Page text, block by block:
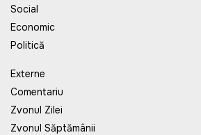
Social
Economic
Politică
Externe
Comentariu
Zvonul Zilei
Zvonul Săptămânii